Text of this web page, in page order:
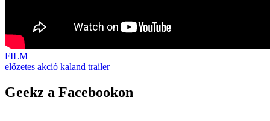
FILM
előzetes akció kaland trailer
Geekz a Facebookon